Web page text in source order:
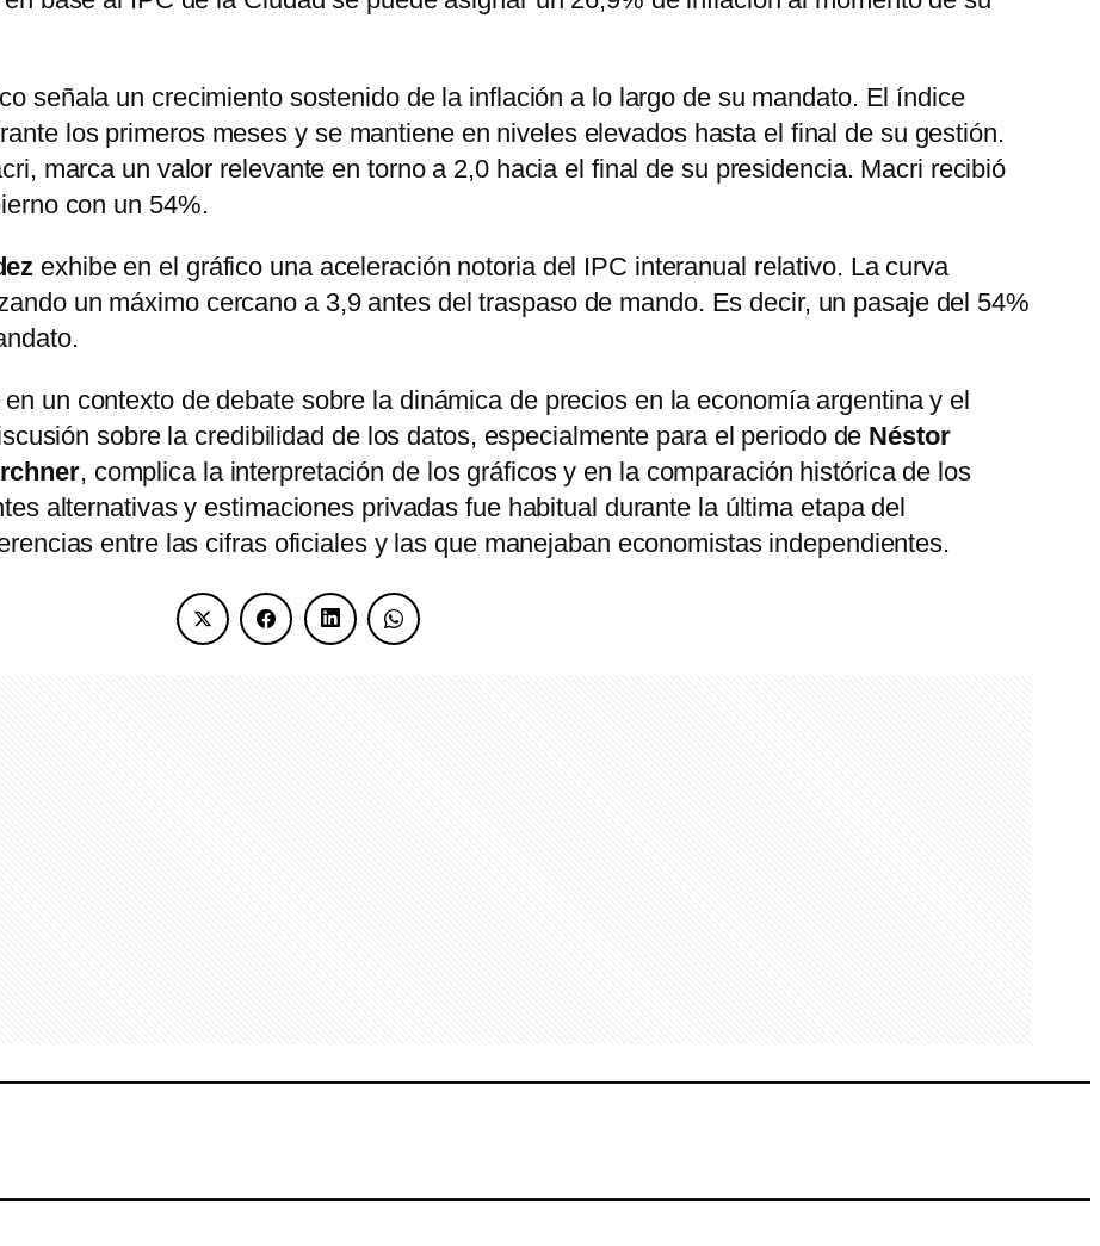
señala un crecimiento sostenido de la inflación a lo largo de su mandato. El índice
los primeros meses y se mantiene en niveles elevados hasta el final de su gestión.
marca un valor relevante en torno a 2,0 hacia el final de su presidencia. Macri recibió
con un 54%.
exhibe en el gráfico una aceleración notoria del IPC interanual relativo. La curva
un máximo cercano a 3,9 antes del traspaso de mando. Es decir, un pasaje del 54%
un contexto de debate sobre la dinámica de precios en la economía argentina y el
sobre la credibilidad de los datos, especialmente para el periodo de Néstor
, complica la interpretación de los gráficos y en la comparación histórica de los
alternativas y estimaciones privadas fue habitual durante la última etapa del
entre las cifras oficiales y las que manejaban economistas independientes.